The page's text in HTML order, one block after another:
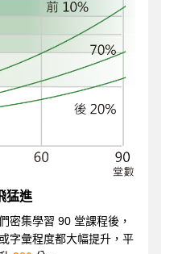
猛進
密集學習 90 堂課程後，
字彙程度都大幅提升，平